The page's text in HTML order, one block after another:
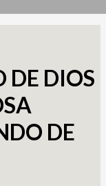
DIOS
DE